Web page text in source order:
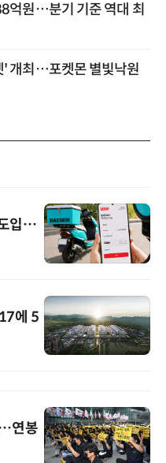
억원…분기 기준 역대 최
' 개최…포켓몬 별빛낙원
입…
에 5
…연봉